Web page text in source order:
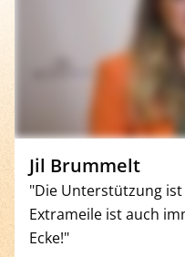
Jil Brummelt
"Die Unterstützung
Extrameile ist auch
Ecke!"